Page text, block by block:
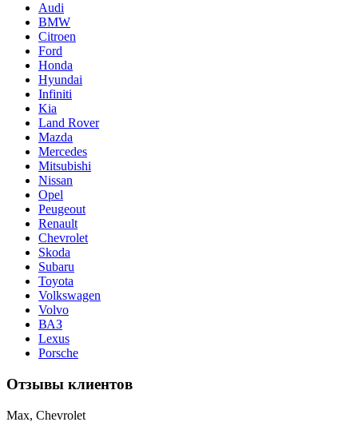
Audi
BMW
Citroen
Ford
Honda
Hyundai
Infiniti
Kia
Land Rover
Mazda
Mercedes
Mitsubishi
Nissan
Opel
Peugeout
Renault
Chevrolet
Skoda
Subaru
Toyota
Volkswagen
Volvo
ВАЗ
Lexus
Porsche
Отзывы клиентов
Max, Chevrolet